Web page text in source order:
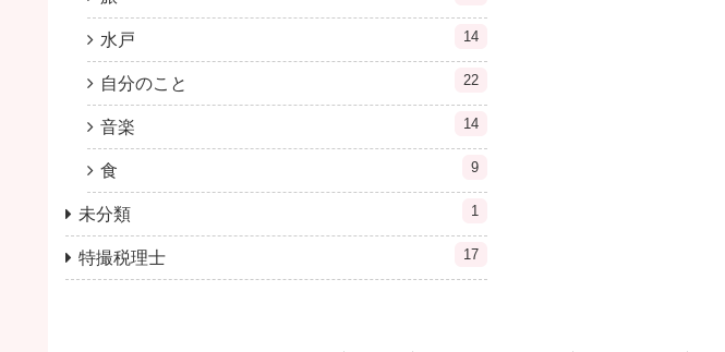
水戸 14
自分のこと 22
音楽 14
食 9
未分類 1
特撮税理士 17